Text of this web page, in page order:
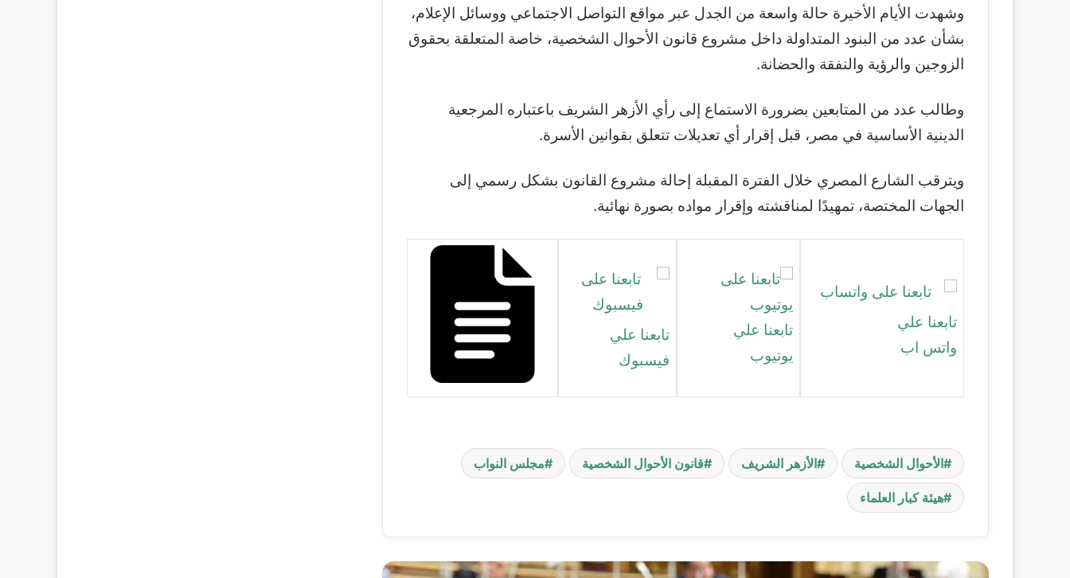
وشهدت الأيام الأخيرة حالة واسعة من الجدل عبر مواقع التواصل الاجتماعي ووسائل الإعلام،
بشأن عدد من البنود المتداولة داخل مشروع قانون الأحوال الشخصية، خاصة المتعلقة بحقوق
الزوجين والرؤية والنفقة والحضانة.
وطالب عدد من المتابعين بضرورة الاستماع إلى رأي الأزهر الشريف باعتباره المرجعية
الدينية الأساسية في مصر، قبل إقرار أي تعديلات تتعلق بقوانين الأسرة.
ويترقب الشارع المصري خلال الفترة المقبلة إحالة مشروع القانون بشكل رسمي إلى
الجهات المختصة، تمهيدًا لمناقشته وإقرار مواده بصورة نهائية.
تابعنا علي
واتس اب
تابعنا علي
يوتيوب
تابعنا علي
فيسبوك
الأحوال الشخصية الأزهر الشريف قانون الأحوال الشخصية مجلس النواب
هيئة كبار العلماء